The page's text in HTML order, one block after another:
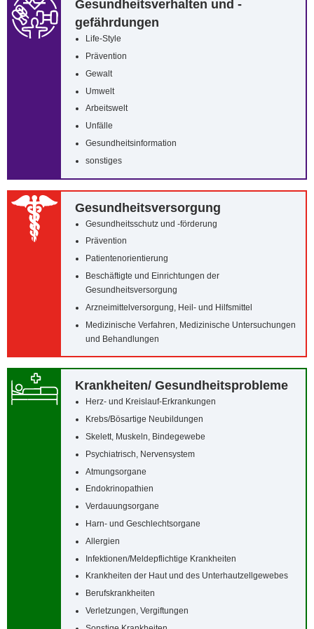
Gesundheitsverhalten und -
gefährdungen
Life-Style
Prävention
Gewalt
Umwelt
Arbeitswelt
Unfälle
Gesundheitsinformation
sonstiges
Gesundheitsversorgung
Gesundheitsschutz und -förderung
Prävention
Patientenorientierung
Beschäftigte und Einrichtungen der
Gesundheitsversorgung
Arzneimittelversorgung, Heil- und Hilfsmittel
Medizinische Verfahren, Medizinische Untersuchungen
und Behandlungen
Krankheiten/‌ Gesundheitsprobleme
Herz- und Kreislauf-Erkrankungen
Krebs/‌Bösartige Neubildungen
Skelett, Muskeln, Bindegewebe
Psychiatrisch, Nervensystem
Atmungsorgane
Endokrinopathien
Verdauungsorgane
Harn- und Geschlechtsorgane
Allergien
Infektionen/‌Meldepflichtige Krankheiten
Krankheiten der Haut und des Unterhautzellgewebes
Berufskrankheiten
Verletzungen, Vergiftungen